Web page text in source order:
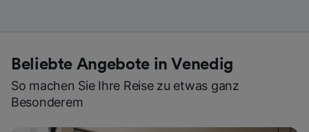
Beliebte Angebote in Venedig
So machen Sie Ihre Reise zu etwas ganz
Besonderem